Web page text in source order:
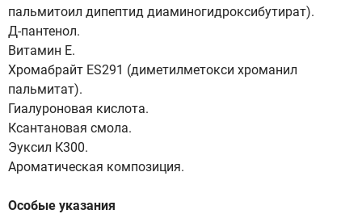
пальмитоил дипептид диаминогидроксибутират).
Д-пантенол.
Витамин Е.
Хромабрайт ES291 (диметилметокси хроманил
пальмитат).
Гиалуроновая кислота.
Ксантановая смола.
Эуксил К300.
Ароматическая композиция.
Особые указания